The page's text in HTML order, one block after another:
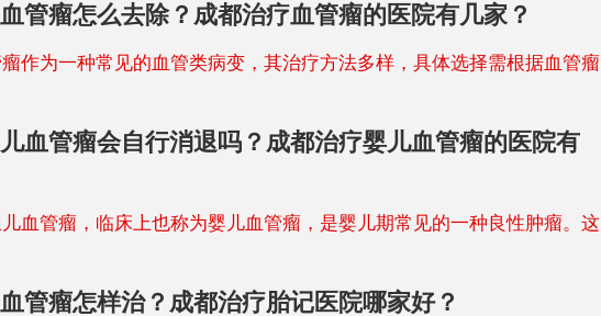
管瘤怎么去除？成都治疗血管瘤的医院有几家？
为一种常见的血管类病变，其治疗方法多样，具体选择需根据血管瘤
血管瘤会自行消退吗？成都治疗婴儿血管瘤的医院有
管瘤，临床上也称为婴儿血管瘤，是婴儿期常见的一种良性肿瘤。这
管瘤怎样治？成都治疗胎记医院哪家好？